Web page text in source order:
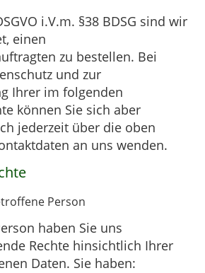
i.V.m. §38 BDSG sind wir
einen
zu bestellen. Bei
und zur
Ihrer im folgenden
können Sie sich aber
jederzeit über die oben
an uns wenden.
Person
haben Sie uns
Rechte hinsichtlich Ihrer
Daten. Sie haben: